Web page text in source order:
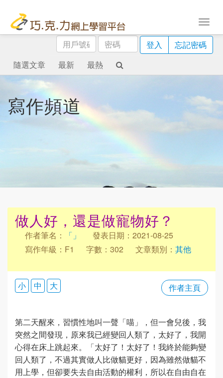
用
戶
號
碼
密
碼
登入
忘記密碼
隨選文章
最新 最熱
寫作頻道
做人好，還是做寵物好？
作者筆名： 「」
發表日期：2021-08-25
寫作年級：F1
字數：302 文章類別： 其他
作者主頁
小 中 大
第二天醒來，習慣性地叫一聲「喵」，但一會兒後，我
突然之間發現，原來我已經變回人類了，太好了，我開
心得在床上跳起來。「太好了！太好了！我終於能夠變
回人類了，不過其實做人比做貓更好，因為雖然做貓不
用上學，但卻要失去自由活動的權利，所以在自由自在